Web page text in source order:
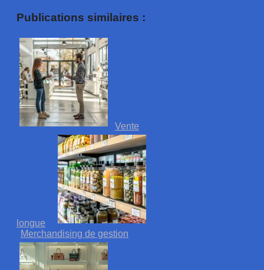
Publications similaires :
Vente
longue
Merchandising de gestion